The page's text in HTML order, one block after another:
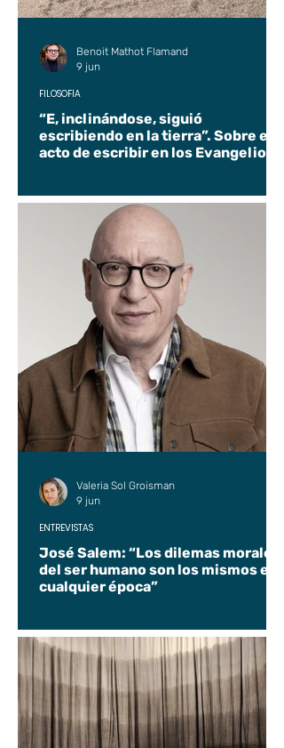
“E, inclinándose, siguió
escribiendo en la tierra”. Sobre el
acto de escribir en los Evangelios.
FILOSOFÍA
Benoit Mathot Flamand
9 jun
José Salem: “Los dilemas morales
del ser humano son los mismos en
cualquier época”
ENTREVISTAS
Valeria Sol Groisman
9 jun